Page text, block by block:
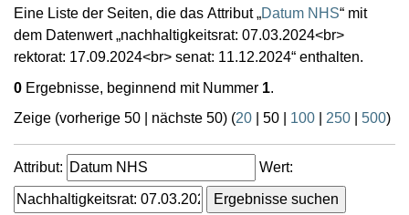
Eine Liste der Seiten, die das Attribut „Datum NHS“ mit
dem Datenwert „nachhaltigkeitsrat: 07.03.2024<br>
rektorat: 17.09.2024<br> senat: 11.12.2024“ enthalten.
0 Ergebnisse, beginnend mit Nummer 1.
Zeige (vorherige 50 nächste 50) (20 50 100 250 500)
Attribut: Wert: